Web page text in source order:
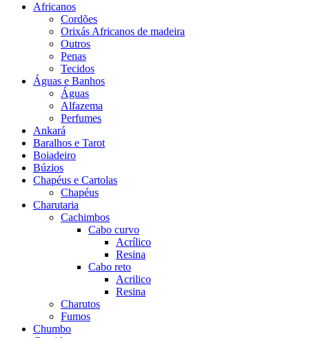
Africanos
Cordões
Orixás Africanos de madeira
Outros
Penas
Tecidos
Águas e Banhos
Águas
Alfazema
Perfumes
Ankará
Baralhos e Tarot
Boiadeiro
Búzios
Chapéus e Cartolas
Chapéus
Charutaria
Cachimbos
Cabo curvo
Acrílico
Resina
Cabo reto
Acrilico
Resina
Charutos
Fumos
Chumbo